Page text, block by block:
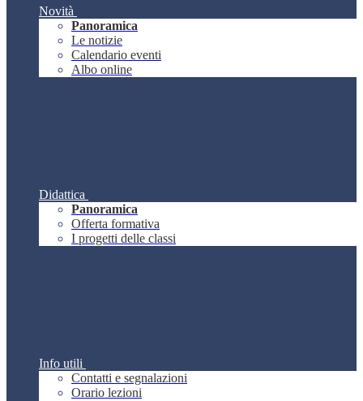
Novità
Panoramica
Le notizie
Calendario eventi
Albo online
Didattica
Panoramica
Offerta formativa
I progetti delle classi
Info utili
Contatti e segnalazioni
Orario lezioni